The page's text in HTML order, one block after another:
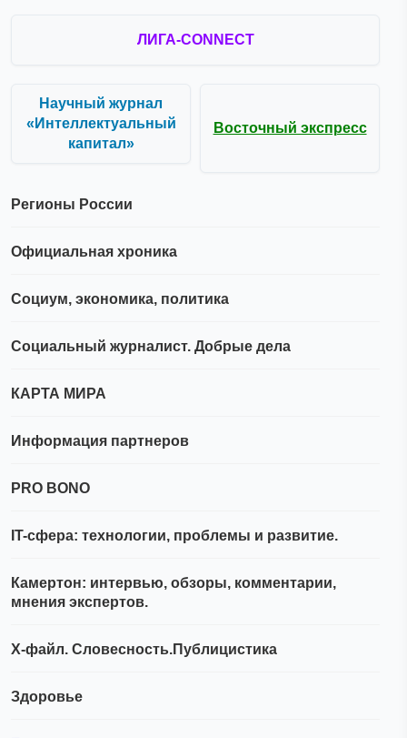
ЛИГА-CONNECT
Научный журнал
«Интеллектуальный
капитал»
Восточный экспресс
Регионы России
Официальная хроника
Социум, экономика, политика
Социальный журналист. Добрые дела
КАРТА МИРА
Информация партнеров
PRO BONO
IT-сфера: технологии, проблемы и развитие.
Камертон: интервью, обзоры, комментарии,
мнения экспертов.
Х-файл. Словесность.Публицистика
Здоровье